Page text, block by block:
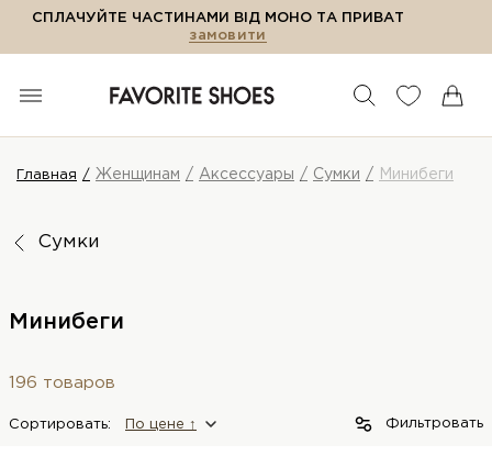
СПЛАЧУЙТЕ ЧАСТИНАМИ ВІД МОНО ТА ПРИВАТ
замовити
Главная Женщинам Аксессуары Сумки Минибеги
Сумки
Минибеги
196 товаров
Сортировать: По цене ↑ Фильтровать